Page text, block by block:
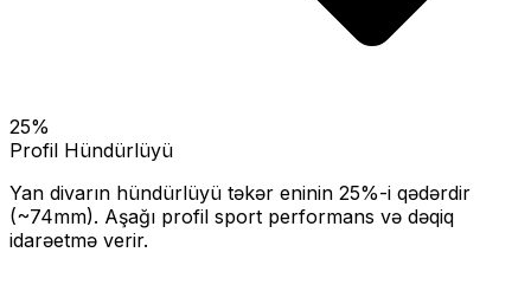
25%
Profil Hündürlüyü
Yan divarın hündürlüyü təkər eninin 25%-i qədərdir
(~74mm). Aşağı profil sport performans və dəqiq
idarəetmə verir.